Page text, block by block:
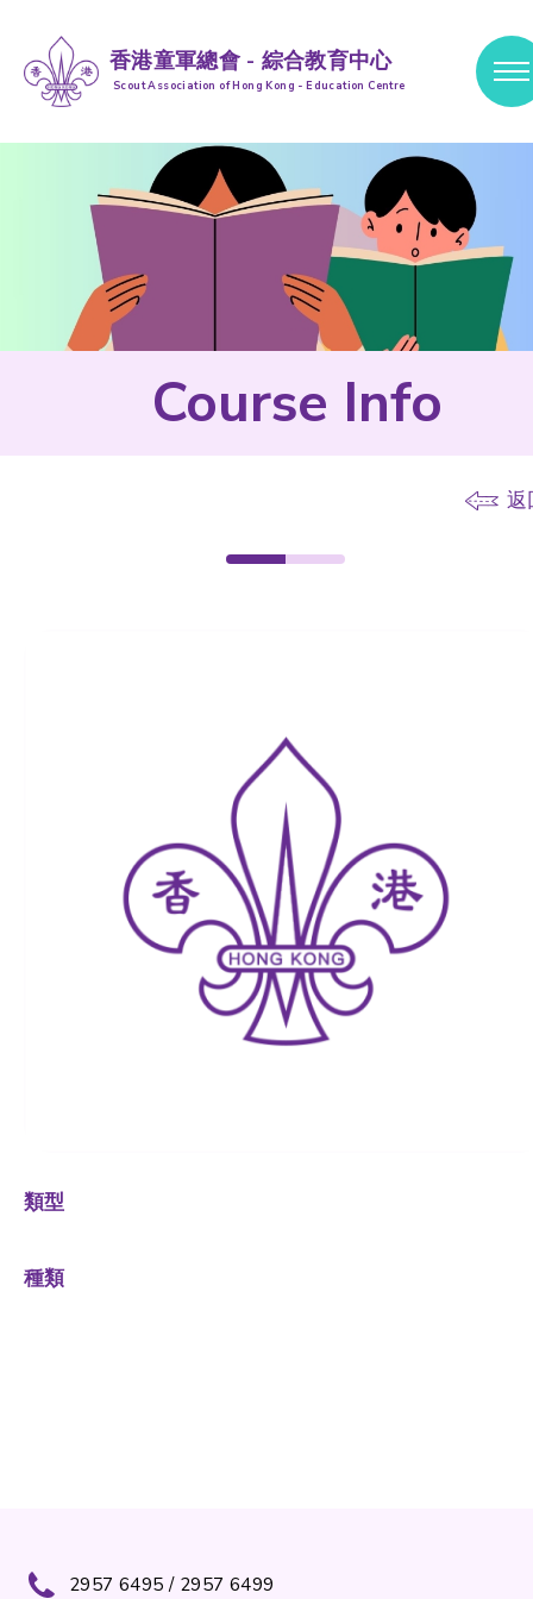
香港童軍總會 - 綜合教育中心
Scout Association of Hong Kong - Education Centre
跳到內容 (按輸入鍵)
Course Info
返
類型
種類
2957 6495 / 2957 6499